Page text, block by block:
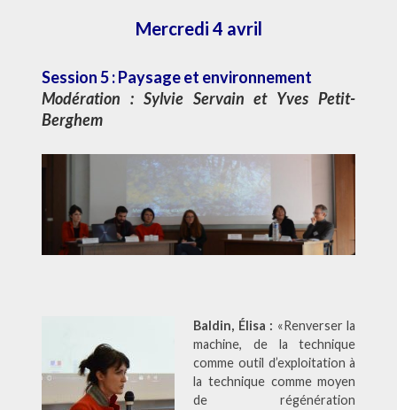
Mercredi 4 avril
Session 5 : Paysage et environnement
Modération : Sylvie Servain et Yves Petit-
Berghem
Baldin, Élisa : «Renverser la
machine, de la technique
comme outil d’exploitation à
la technique comme moyen
de régénération